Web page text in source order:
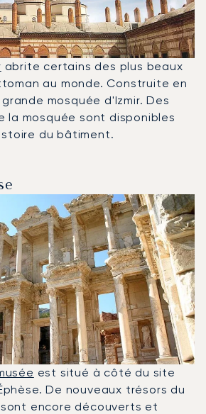
abrite certains des plus beaux
au monde. Construite en
mosquée d'Izmir. Des
la mosquée sont disponibles
du bâtiment.
est situé à côté du site
De nouveaux trésors du
encore découverts et